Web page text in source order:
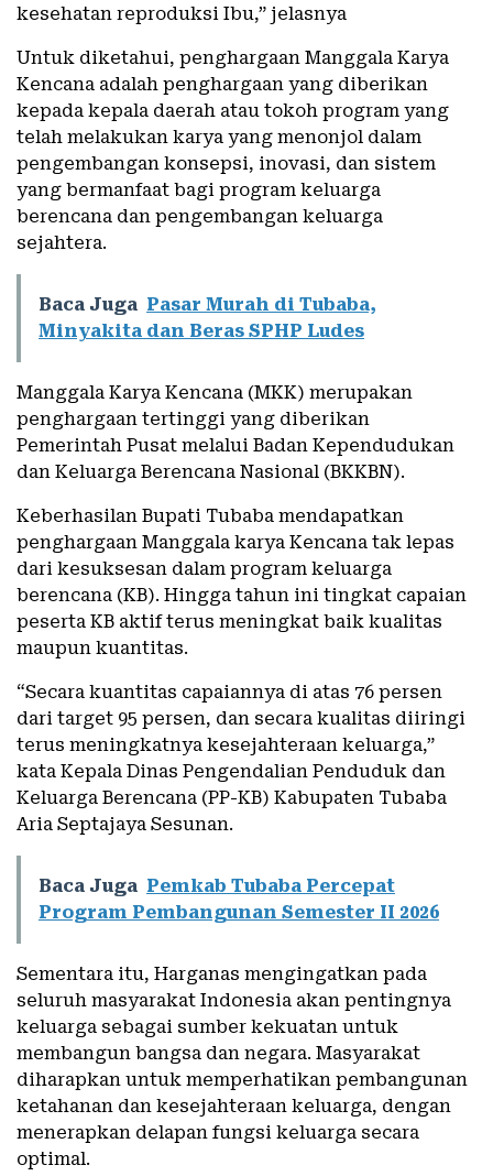
kesehatan reproduksi Ibu,” jelasnya
Untuk diketahui, penghargaan Manggala Karya
Kencana adalah penghargaan yang diberikan
kepada kepala daerah atau tokoh program yang
telah melakukan karya yang menonjol dalam
pengembangan konsepsi, inovasi, dan sistem
yang bermanfaat bagi program keluarga
berencana dan pengembangan keluarga
sejahtera.
Baca Juga Pasar Murah di Tubaba,
Minyakita dan Beras SPHP Ludes
Manggala Karya Kencana (MKK) merupakan
penghargaan tertinggi yang diberikan
Pemerintah Pusat melalui Badan Kependudukan
dan Keluarga Berencana Nasional (BKKBN).
Keberhasilan Bupati Tubaba mendapatkan
penghargaan Manggala karya Kencana tak lepas
dari kesuksesan dalam program keluarga
berencana (KB). Hingga tahun ini tingkat capaian
peserta KB aktif terus meningkat baik kualitas
maupun kuantitas.
“Secara kuantitas capaiannya di atas 76 persen
dari target 95 persen, dan secara kualitas diiringi
terus meningkatnya kesejahteraan keluarga,”
kata Kepala Dinas Pengendalian Penduduk dan
Keluarga Berencana (PP-KB) Kabupaten Tubaba
Aria Septajaya Sesunan.
Baca Juga Pemkab Tubaba Percepat
Program Pembangunan Semester II 2026
Sementara itu, Harganas mengingatkan pada
seluruh masyarakat Indonesia akan pentingnya
keluarga sebagai sumber kekuatan untuk
membangun bangsa dan negara. Masyarakat
diharapkan untuk memperhatikan pembangunan
ketahanan dan kesejahteraan keluarga, dengan
menerapkan delapan fungsi keluarga secara
optimal.